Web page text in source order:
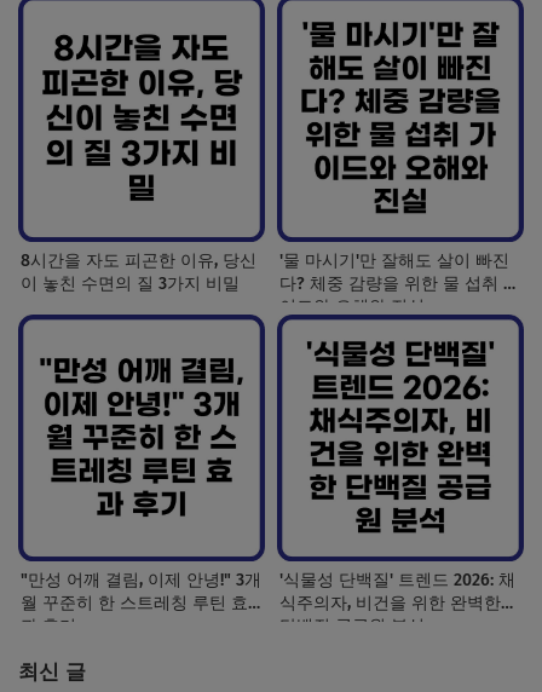
8시간을 자도 피곤한 이유, 당신
이 놓친 수면의 질 3가지 비밀
'물 마시기'만 잘해도 살이 빠진
다? 체중 감량을 위한 물 섭취 가
이드와 오해와 진실
"만성 어깨 결림, 이제 안녕!" 3개
월 꾸준히 한 스트레칭 루틴 효
과 후기
'식물성 단백질' 트렌드 2026: 채
식주의자, 비건을 위한 완벽한
단백질 공급원 분석
최신 글